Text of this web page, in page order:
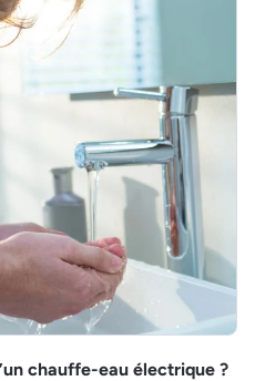
chauffe-eau électrique ?